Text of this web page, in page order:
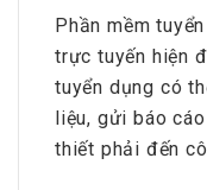
Phần mềm
trực tuyến hiện
tuyển dụng có
liệu, gửi báo
thiết phải đến